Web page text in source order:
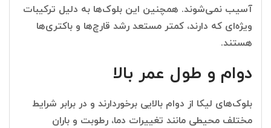
آسیب نمی‌شوند. همچنین این بلوک‌ها به دلیل ترکیبات
ویژه‌ای که دارند، کمتر مستعد رشد قارچ‌ها و باکتری‌ها
هستند.
دوام و طول عمر بالا
بلوک‌های لیکا از دوام بالایی برخوردارند و در برابر شرایط
مختلف محیطی مانند تغییرات دما، رطوبت و باران